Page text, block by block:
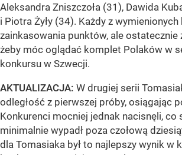
Aleksandra Zniszczoła (31), Dawida
i Piotra Żyły (34). Każdy z wymienionych
zainkasowania punktów, ale ostatecznie
żeby móc oglądać komplet Polaków w
konkursu w Szwecji.
AKTUALIZACJA: W drugiej serii
odległość z pierwszej próby, osiągając
Konkurenci mocniej jednak nacisnęli, co
minimalnie wypadł poza czołową
dla Tomasiaka był to najlepszy wynik w